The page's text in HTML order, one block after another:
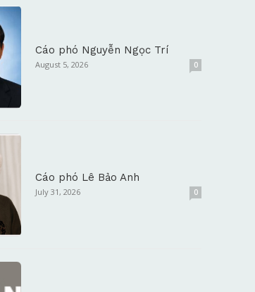
Cáo phó Nguyễn Ngọc Trí
August 5, 2026 0
Cáo phó Lê Bảo Anh
July 31, 2026 0